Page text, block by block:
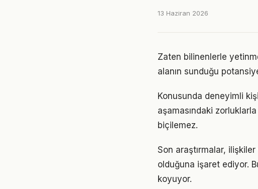
13 Haziran 2026
Zaten bilinenlerle
alanın sunduğu
Konusunda deneyimli
aşamasındaki
biçilemez.
Son araştırmalar,
olduğuna işaret ediyor.
koyuyor.